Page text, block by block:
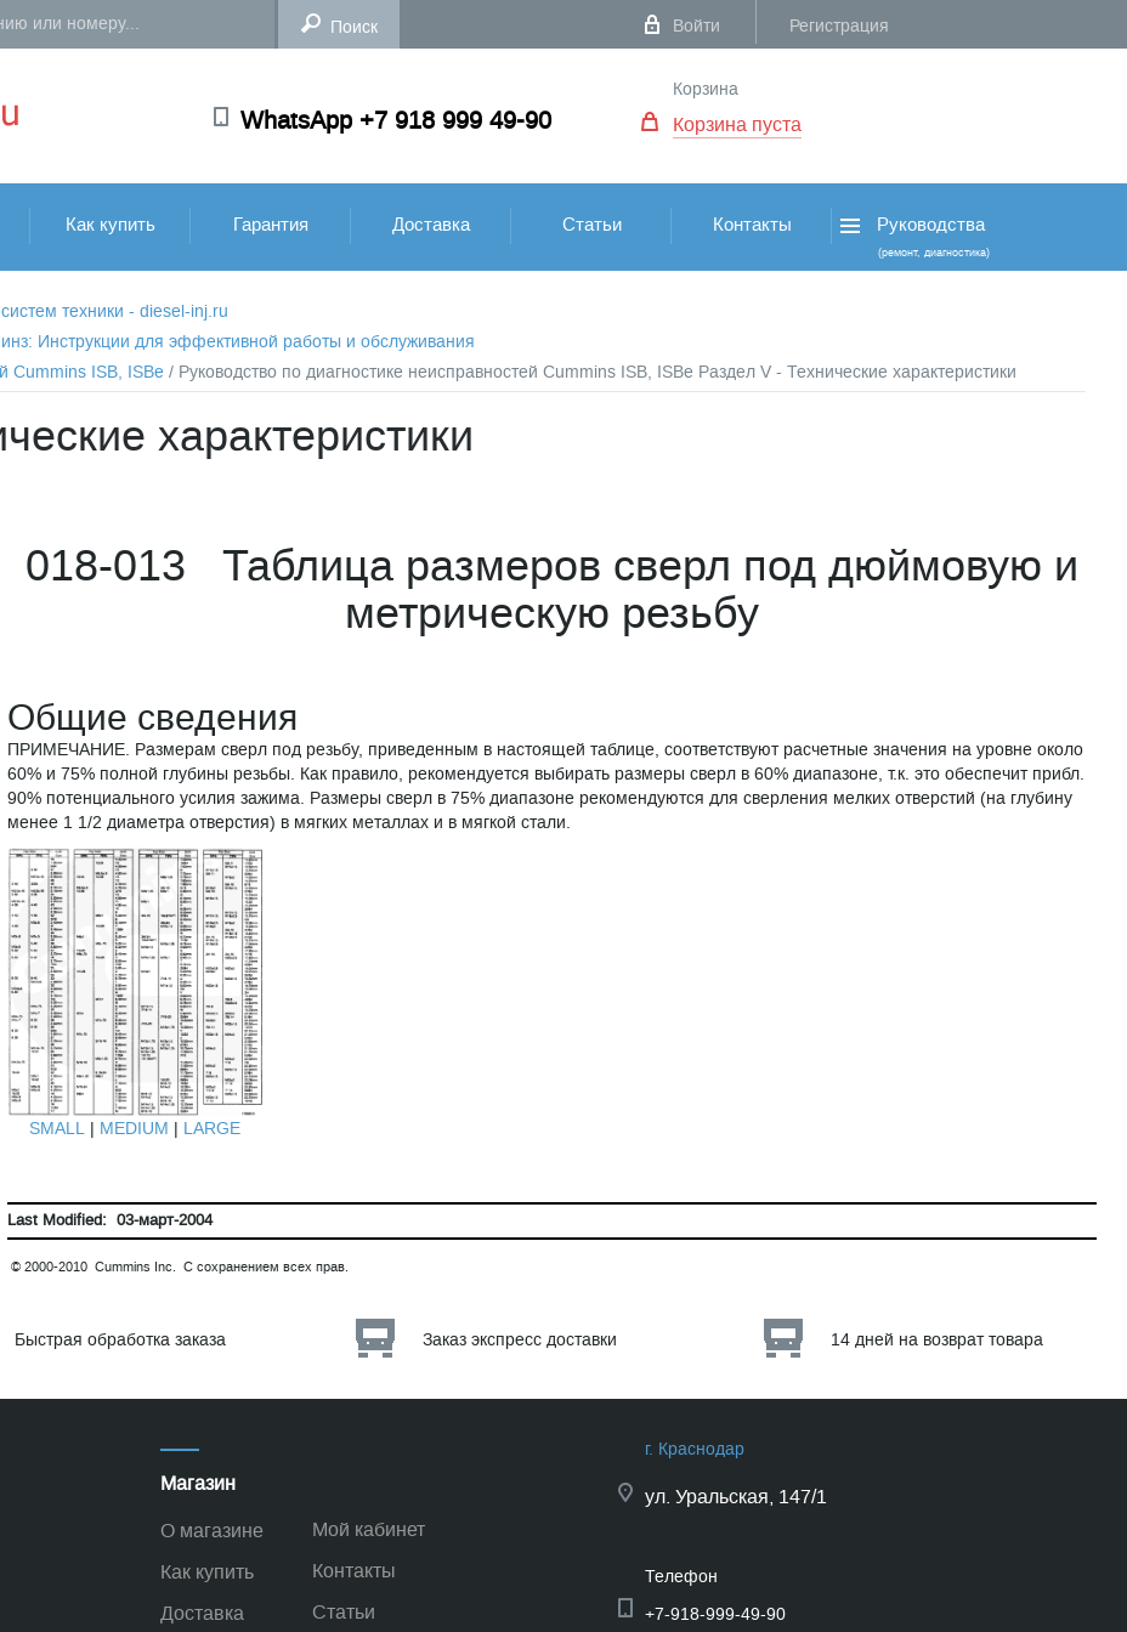
Войти Регистрация
WhatsApp +7 918 999 49-90
Корзина
Корзина пуста
Как купить Гарантия Доставка Статьи Контакты Руководства
(ремонт, диагностика)
техники - diesel-inj.ru
Инструкции для эффективной работы и обслуживания
Cummins ISB, ISBe / Руководство по диагностике неисправностей Cummins ISB, ISBe Раздел V - Технические характеристики
характеристики
018-013 Таблица размеров сверл под дюймовую и
метрическую резьбу
Общие сведения
ПРИМЕЧАНИЕ. Размерам сверл под резьбу, приведенным в настоящей таблице, соответствуют расчетные значения на уровне около
60% и 75% полной глубины резьбы. Как правило, рекомендуется выбирать размеры сверл в 60% диапазоне, т.к. это обеспечит прибл.
90% потенциального усилия зажима. Размеры сверл в 75% диапазоне рекомендуются для сверления мелких отверстий (на глубину
менее 1 1/2 диаметра отверстия) в мягких металлах и в мягкой стали.
SMALL| MEDIUM | LARGE
Last Modified: 03-март-2004
© 2000-2010 Cummins Inc. С сохранением всех прав.
Быстрая обработка заказа Заказ экспресс доставки 14 дней на возврат товара
Магазин
О магазине
Как купить
Доставка
Мой кабинет
Контакты
Статьи
г. Краснодар
ул. Уральская, 147/1
Телефон
+7-918-999-49-90